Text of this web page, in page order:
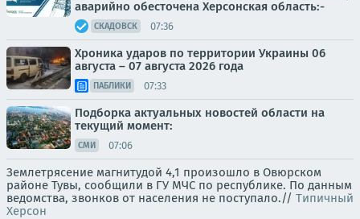
аварийно обесточена Херсонская область:-
СКАДОВСК 07:36
Хроника ударов по территории Украины 06
августа – 07 августа 2026 года
ПАБЛИКИ 07:33
Подборка актуальных новостей области на
текущий момент:
СМИ 07:06
Землетрясение магнитудой 4,1 произошло в Овюрском
районе Тувы, сообщили в ГУ МЧС по республике. По данным
ведомства, звонков от населения не поступало.// Типичный
Херсон